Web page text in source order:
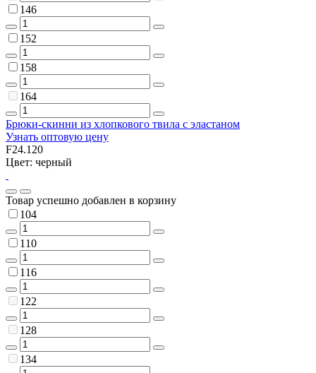
146
152
158
164
Брюки-скинни из хлопкового твила с эластаном
Узнать оптовую цену
F24.120
Цвет: черный
Товар успешно добавлен в корзину
104
110
116
122
128
134